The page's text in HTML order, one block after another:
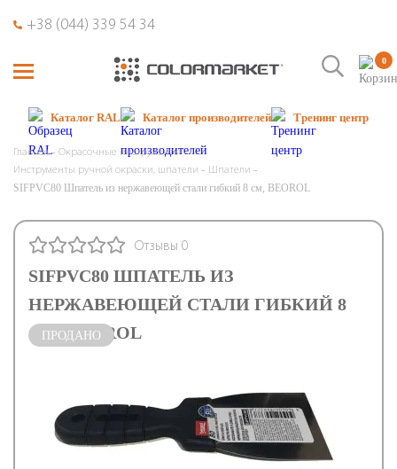
+38 (044) 339 54 34
0
Каталог RAL Каталог производителей Тренинг центр
Главная
Окрасочные инструменты
Инструменты ручной окраски, шпатели
Шпатели
SIFPVC80 Шпатель из нержавеющей стали гибкий 8 см, BEOROL
SIFPVC80 ШПАТЕЛЬ ИЗ
НЕРЖАВЕЮЩЕЙ СТАЛИ ГИБКИЙ 8
СМ, BEOROL
Отзывы 0
ПРОДАНО